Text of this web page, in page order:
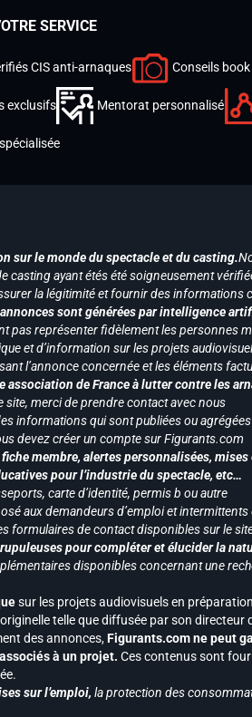
SERVICE
CIS anti-arnaques Conseils
exclusifs Mentorat personnalisé
sur le monde du spectacle et du casting.
ayant étés été soigneusement
la légitimité et fournir des
sont générées par intelligence
pas représenter fidèlement les personnes
et d’information sur les projets
l’annonce concernée et les éléments
association de France à lutter contre les
site, merci de prendre contact avec nous
informations qui sont publiées ou
devez créer un compte sur Figurants.com
membre, alertes personnalisées,
pour l’industrie du spectacle, etc…
carte d’identité, permis b ou autre
aux demandeurs d’emploi et
formulaires de contact disponibles sur le
pour compléter et élucider la
disponibles concernant une
sur les projets audiovisuels en
telle que diffusée par son directeur
des annonces,Figurants.com ne peut
à un projet. Ces contenus sont
sur l’emploi, la protection des